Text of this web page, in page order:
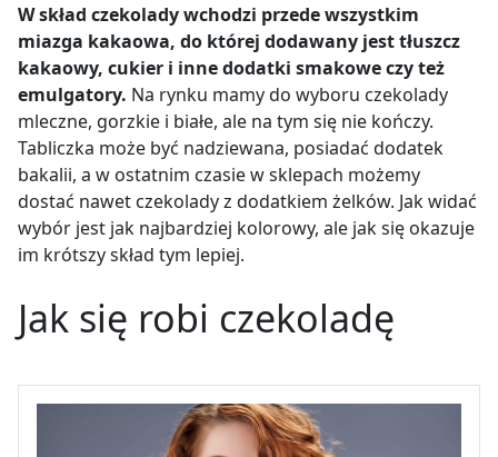
W skład czekolady wchodzi przede wszystkim
miazga kakaowa, do której dodawany jest tłuszcz
kakaowy, cukier i inne dodatki smakowe czy też
emulgatory. Na rynku mamy do wyboru czekolady
mleczne, gorzkie i białe, ale na tym się nie kończy.
Tabliczka może być nadziewana, posiadać dodatek
bakalii, a w ostatnim czasie w sklepach możemy
dostać nawet czekolady z dodatkiem żelków. Jak widać
wybór jest jak najbardziej kolorowy, ale jak się okazuje
im krótszy skład tym lepiej.
Jak się robi czekoladę